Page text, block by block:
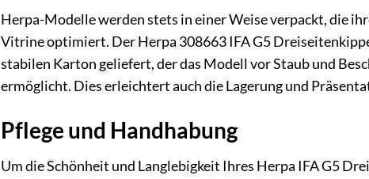
Herpa-Modelle werden stets in einer Weise verpackt, die
Vitrine optimiert. Der Herpa 308663 IFA G5
stabilen Karton geliefert, der das Modell vor Staub und
ermöglicht. Dies erleichtert auch die Lagerung und
Pflege und Handhabung
Um die Schönheit und Langlebigkeit Ihres Herpa IFA G5